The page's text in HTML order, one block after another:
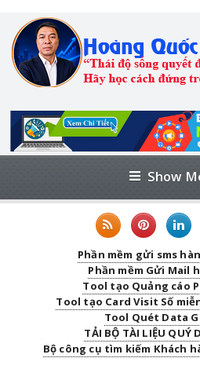
Show
Phần mềm gửi sms
Phần mềm Gửi Mail
Tool tạo Quảng cáo
Tool tạo Card Visit Số
Tool Quét Data
TẢI BỘ TÀI LIỆU QUÝ
Bộ công cụ tìm kiếm Khách